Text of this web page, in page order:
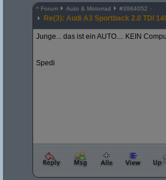
^ Forum Auto & Motorrad #3984052
Re(3): Audi A3 Sportback 2.0 TDI
Junge... das ist ein AUTO.... KEIN
Spedi